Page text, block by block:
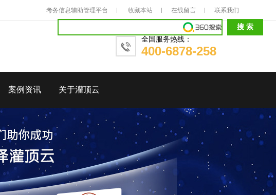
考务信息辅助管理平台 收藏本站 在线留言 联系我们
全国服务热线：
400-6878-258
案例资讯 关于灌顶云